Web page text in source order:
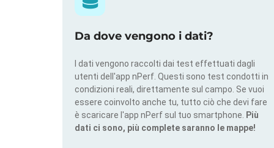
Da dove vengono i dati?
I dati vengono raccolti dai test effettuati dagli
utenti dell'app nPerf. Questi sono test condotti in
condizioni reali, direttamente sul campo. Se vuoi
essere coinvolto anche tu, tutto ciò che devi fare
è scaricare l'app nPerf sul tuo smartphone.
Più
dati ci sono, più complete saranno le mappe!